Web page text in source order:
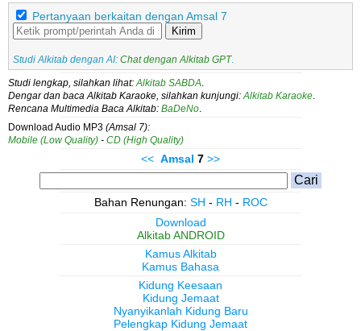
Pertanyaan berkaitan dengan Amsal 7
Kirim
Studi Alkitab dengan AI: Chat dengan Alkitab GPT.
Studi lengkap, silahkan lihat: Alkitab SABDA
Dengar dan baca Alkitab Karaoke, silahkan kunjungi: Alkitab Karaoke
Rencana Multimedia Baca Alkitab: BaDeNo
Download Audio MP3 (Amsal 7):
Mobile (Low Quality) - CD (High Quality)
<< Amsal 7 >>
Bahan Renungan: SH - RH - ROC
Download
Alkitab ANDROID
Kamus Alkitab
Kamus Bahasa
Kidung Keesaan
Kidung Jemaat
Nyanyikanlah Kidung Baru
Pelengkap Kidung Jemaat